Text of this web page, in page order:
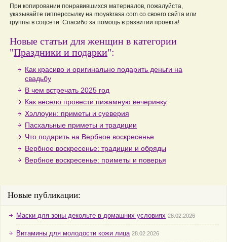
При копировании понравившихся материалов, пожалуйста,
указывайте гипперссылку на moyakrasa.com со своего сайта или
группы в соцсети. Спасибо за помощь в развитии проекта!
Новые статьи для женщин в категории
"Праздники и подарки":
Как красиво и оригинально подарить деньги на
свадьбу
В чем встречать 2025 год
Как весело провести пижамную вечеринку
Хэллоуин: приметы и суеверия
Пасхальные приметы и традиции
Что подарить на Вербное воскресенье
Вербное воскресенье: традиции и обряды
Вербное воскресенье: приметы и поверья
Новые публикации:
Маски для зоны декольте в домашних условиях 28.02.2026
Витамины для молодости кожи лица 28.02.2026